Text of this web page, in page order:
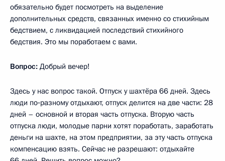
обязательно будет посмотреть на выделение
дополнительных средств, связанных именно со стихийным
бедствием, с ликвидацией последствий стихийного
бедствия. Это мы поработаем с вами.
Вопрос: Добрый вечер!
Здесь у нас вопрос такой. Отпуск у шахтёра 66 дней. Здесь
люди по‑разному отдыхают, отпуск делится на две части: 28
дней – основной и вторая часть отпуска. Вторую часть
отпуска люди, молодые парни хотят поработать, заработать
деньги на шахте, на этом предприятии, за эту часть отпуска
компенсацию взять. Сейчас не разрешают: отдыхайте